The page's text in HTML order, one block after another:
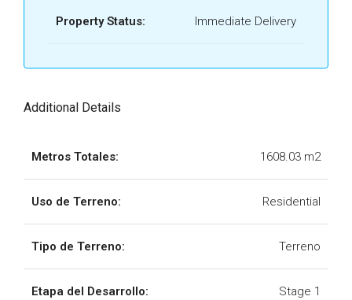
Property Status: Immediate Delivery
Additional Details
Metros Totales: 1608.03 m2
Uso de Terreno: Residential
Tipo de Terreno: Terreno
Etapa del Desarrollo: Stage 1